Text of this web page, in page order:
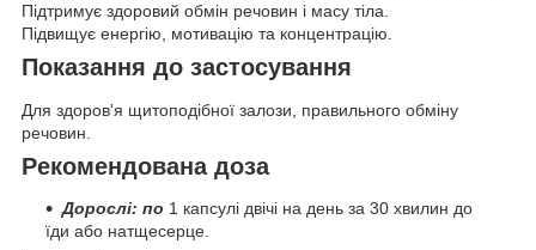
Підтримує здоровий обмін речовин і масу тіла.
Підвищує енергію, мотивацію та концентрацію.
Показання до застосування
Для здоров'я щитоподібної залози, правильного обміну
речовин.
Рекомендована доза
Дорослі: по 1 капсулі двічі на день за 30 хвилин до
їди або натщесерце.